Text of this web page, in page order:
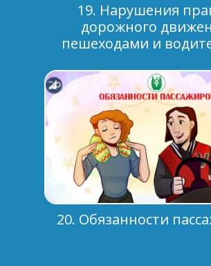
19. Нарушения
дорожного
пешеходами и
20. Обязанности